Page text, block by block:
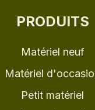
PRODUITS
Matériel neuf
Matériel
Petit matériel